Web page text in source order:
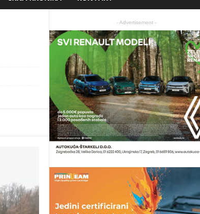
- Advertisement -